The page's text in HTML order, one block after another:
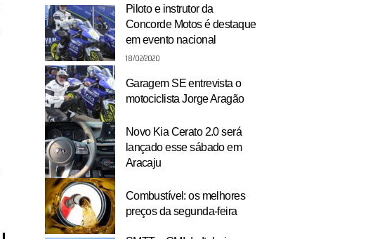
Piloto e instrutor da
Concorde Motos é destaque
em evento nacional
18/02/2020
Garagem SE entrevista o
motociclista Jorge Aragão
Novo Kia Cerato 2.0 será
lançado esse sábado em
Aracaju
Combustível: os melhores
preços da segunda-feira